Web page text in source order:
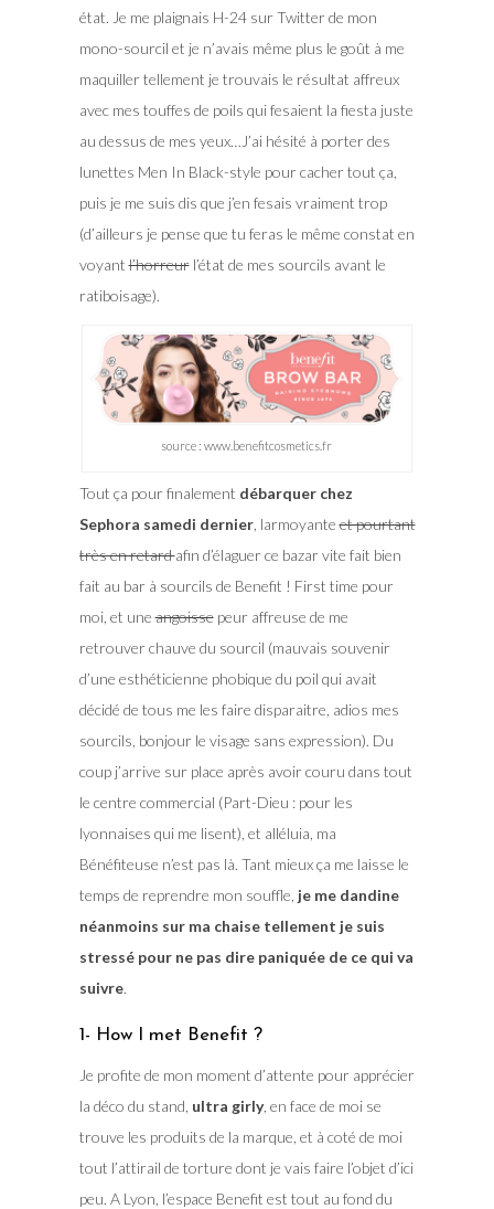
état. Je me plaignais H-24 sur Twitter de mon
mono-sourcil et je n’avais même plus le goût à me
maquiller tellement je trouvais le résultat affreux
avec mes touffes de poils qui fesaient la fiesta juste
au dessus de mes yeux…J’ai hésité à porter des
lunettes Men In Black-style pour cacher tout ça,
puis je me suis dis que j’en fesais vraiment trop
(d’ailleurs je pense que tu feras le même constat en
voyantl’horreurl’état de mes sourcils avant le
ratiboisage).
source : www.benefitcosmetics.fr
Tout ça pour finalement débarquer chez
Sephora samedi dernier, larmoyanteet pourtant
très en retardafin d’élaguer ce bazar vite fait bien
fait au bar à sourcils de Benefit ! First time pour
moi, et uneangoissepeur affreuse de me
retrouver chauve du sourcil (mauvais souvenir
d’une esthéticienne phobique du poil qui avait
décidé de tous me les faire disparaitre, adios mes
sourcils, bonjour le visage sans expression). Du
coup j’arrive sur place après avoir couru dans tout
le centre commercial (Part-Dieu : pour les
lyonnaises qui me lisent), et alléluia, ma
Bénéfiteuse n’est pas là. Tant mieux ça me laisse le
temps de reprendre mon souffle, je me dandine
néanmoins sur ma chaise tellement je suis
stressé pour ne pas dire paniquée de ce qui va
suivre.
1- How I met Benefit ?
Je profite de mon moment d’attente pour apprécier
la déco du stand, ultra girly, en face de moi se
trouve les produits de la marque, et à coté de moi
tout l’attirail de torture dont je vais faire l’objet d’ici
peu. A Lyon, l’espace Benefit est tout au fond du